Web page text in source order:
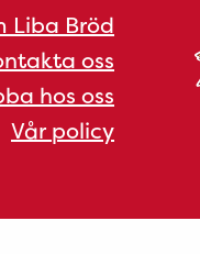
Liba Bröd
oss
hos oss
Vår policy